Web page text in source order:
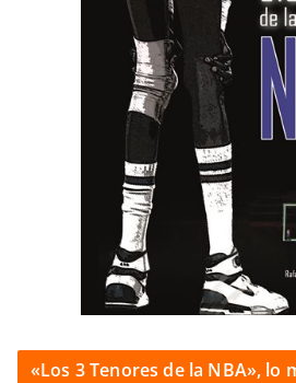
«Los 3 Tenores de la NBA», lo